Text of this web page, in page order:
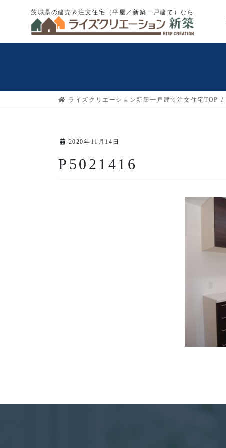
ン
キ
ー
に
茨城県の建売＆注文住宅（平屋／新築一戸建て）なら
ライズクリエーション新築一戸建て注文住宅TOP
2020年11月14日
P5021416